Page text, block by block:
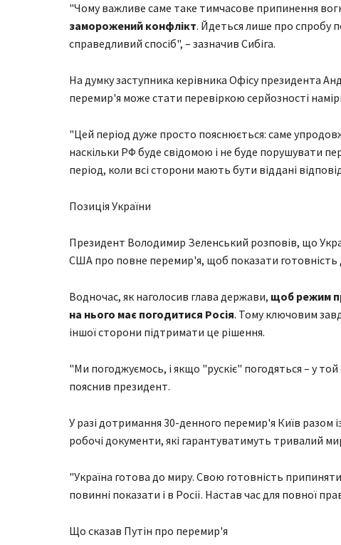
"Чому важливе саме таке тимчасове припинення
заморожений конфлікт. Йдеться лише про спробу
справедливий спосіб", – зазначив Сибіга.
На думку заступника керівника Офісу президента
перемир'я може стати перевіркою серйозності
"Цей період дуже просто пояснюється: саме
наскільки РФ буде свідомою і не буде порушувати
період, коли всі сторони мають бути віддані
Позиція України
Президент Володимир Зеленський розповів, що
США про повне перемир'я, щоб показати готовність
Водночас, як наголосив глава держави, щоб режим
на нього має погодитися Росія. Тому ключовим
іншої сторони підтримати це рішення.
"Ми погоджуємось, і якщо "рускіє" погодяться – у
пояснив президент.
У разі дотримання 30-денного перемир'я Київ разом
робочі документи, які гарантуватимуть тривалий
"Україна готова до миру. Свою готовність
повинні показати і в Росії. Настав час для повної
Що сказав Путін про перемир'я